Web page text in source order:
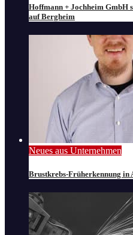
Hoffmann + Jochheim GmbH
auf Bergheim
Neues aus Unternehmen
Brustkrebs-Früherkennung in